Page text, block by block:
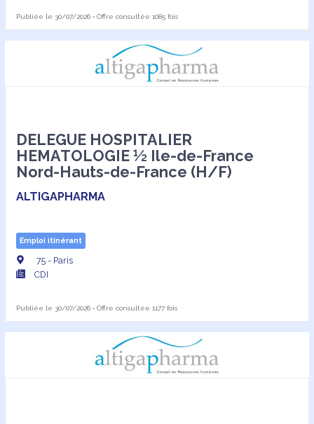
Publiée le 30/07/2026 • Offre consultée 1085 fois
DELEGUE HOSPITALIER
HEMATOLOGIE ½ Ile-de-France
Nord-Hauts-de-France (H/F)
ALTIGAPHARMA
Emploi itinérant
75 - Paris
CDI
Publiée le 30/07/2026 • Offre consultée 1177 fois